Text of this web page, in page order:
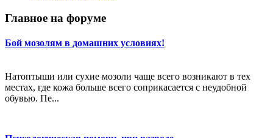
Главное на форуме
Бой мозолям в домашних условиях!
Натоптыши или сухие мозоли чаще всего возникают в тех
местах, где кожа больше всего соприкасается с неудобной
обувью. Пе...